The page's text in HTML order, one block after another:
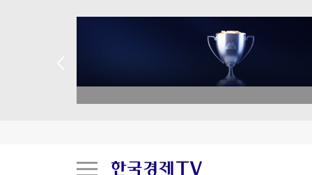
김민석, 강원·TK 경선서 '4%p차' 승리…누적득